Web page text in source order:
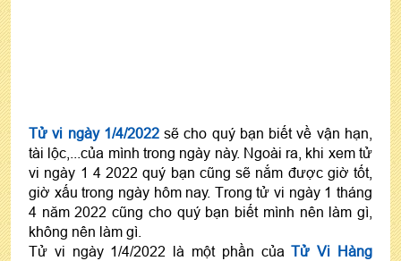
Tử vi ngày 1/4/2022sẽ cho quý bạn biết về vận hạn,
tài lộc,...của mình trong ngày này. Ngoài ra, khi xem tử
vi ngày 1 4 2022 quý bạn cũng sẽ nắm được giờ tốt,
giờ xấu trong ngày hôm nay. Trong tử vi ngày 1 tháng
4 năm 2022 cũng cho quý bạn biết mình nên làm gì,
không nên làm gì.
Tử vi ngày 1/4/2022 là một phần củaTử Vi Hàng